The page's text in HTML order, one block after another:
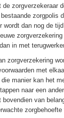
de zorgverzekeraar
zorgpolis
wordt dan nog de
in met
zorgverzekering
met
manier kan het
naar een
bovendien van